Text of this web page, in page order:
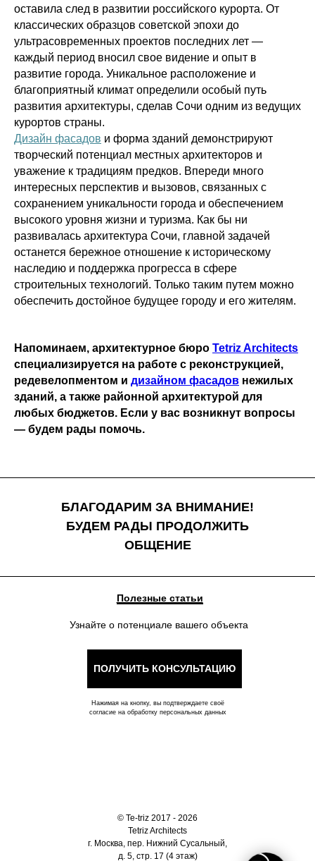
оставила след в развитии российского курорта. От
классических образцов советской эпохи до
ультрасовременных проектов последних лет —
каждый период вносил свое видение и опыт в
развитие города. Уникальное расположение и
благоприятный климат определили особый путь
развития архитектуры, сделав Сочи одним из ведущих
курортов страны.
Дизайн фасадов и форма зданий демонстрируют
творческий потенциал местных архитекторов и
уважение к традициям предков. Впереди много
интересных перспектив и вызовов, связанных с
сохранением уникальности города и обеспечением
высокого уровня жизни и туризма. Как бы ни
развивалась архитектура Сочи, главной задачей
останется бережное отношение к историческому
наследию и поддержка прогресса в сфере
строительных технологий. Только таким путем можно
обеспечить достойное будущее городу и его жителям.
Напоминаем, архитектурное бюро Tetriz Architects
специализируется на работе с реконструкцией,
редевелопментом и дизайном фасадов нежилых
зданий, а также районной архитектурой для
любых бюджетов. Если у вас возникнут вопросы
— будем рады помочь.
БЛАГОДАРИМ ЗА ВНИМАНИЕ!
БУДЕМ РАДЫ ПРОДОЛЖИТЬ
ОБЩЕНИЕ
Узнайте о потенциале вашего объекта
ПОЛУЧИТЬ КОНСУЛЬТАЦИЮ
Нажимая на кнопку, вы подтверждаете своё
согласие на обработку персональных данных
Полезные статьи
© Te-triz 2017 - 2026
Tetriz Architects
г. Москва, пер. Нижний Сусальный,
д. 5, стр. 17 (4 этаж)